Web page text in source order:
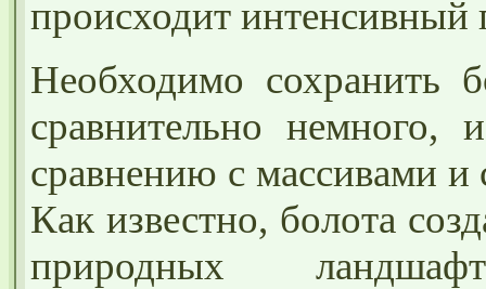
происходит интенсивный
Необходимо сохранить
сравнительно
сравнению с массивами и
Как известно, болота
природных